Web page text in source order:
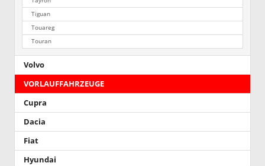
Tiguan
Touareg
Touran
Volvo
VORLAUFFAHRZEUGE
Cupra
Dacia
Fiat
Hyundai